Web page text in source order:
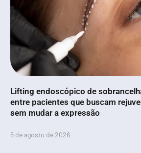
Lifting endoscópico de
entre pacientes que buscam
sem mudar a expressão
6 de agosto de 2026